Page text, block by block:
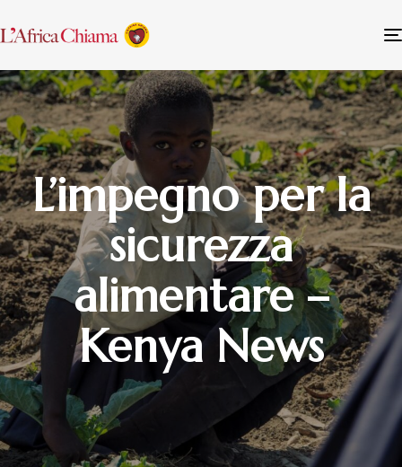
L’impegno per la
sicurezza
alimentare –
Kenya News